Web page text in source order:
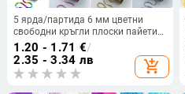
5 ярда/партида 6 мм цветни
свободни кръгли плоски пайети
лазерни глиттерни пайети пайети
за занаяти шевни плат
аксесоари тапицерия
1.20 - 1.71 €/
2.35 - 3.34 лв
add_shopping_cart